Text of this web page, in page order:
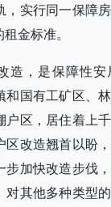
，实行同一保障
金标准。
造，是保障性
和国有工矿区、
户区，居住着上
区改造翘首以盼
步加快改造步伐
对其他多种类型